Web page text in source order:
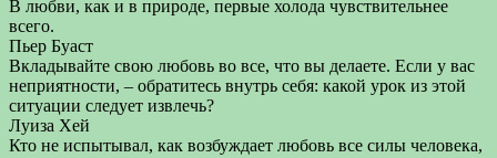
В любви, как и в природе, первые холода чувствительнее
всего.
Пьер Буаст
Вкладывайте свою любовь во все, что вы делаете. Если у вас
неприятности, – обратитесь внутрь себя: какой урок из этой
ситуации следует извлечь?
Луиза Хей
Кто не испытывал, как возбуждает любовь все силы человека,